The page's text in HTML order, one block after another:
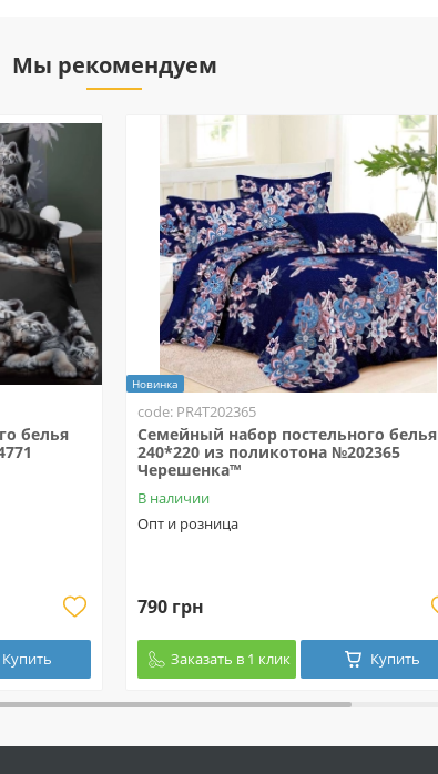
Мы рекомендуем
белья
Купить
Новинка
code: PR4T202365
Семейный набор постельного белья
240*220 из поликотона №202365
Черешенка™
В наличии
Опт и розница
790 грн
Заказать в 1 клик Купить